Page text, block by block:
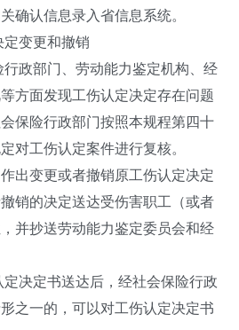
确认信息录入省信息系统。
变更和撤销
政部门、劳动能力鉴定机构、经
方面发现工伤认定决定存在问题
保险行政部门按照本规程第四十
对工伤认定案件进行复核。
变更或者撤销原工伤认定决定
销的决定送达受伤害职工（或者
并抄送劳动能力鉴定委员会和经
决定书送达后，经社会保险行政
之一的，可以对工伤认定决定书